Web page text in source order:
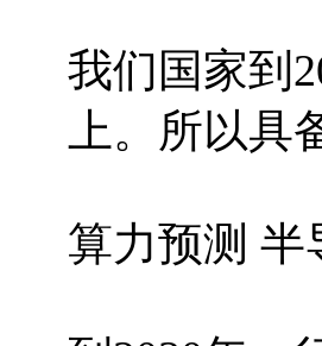
我们国家到
上。所以
算力预测 半